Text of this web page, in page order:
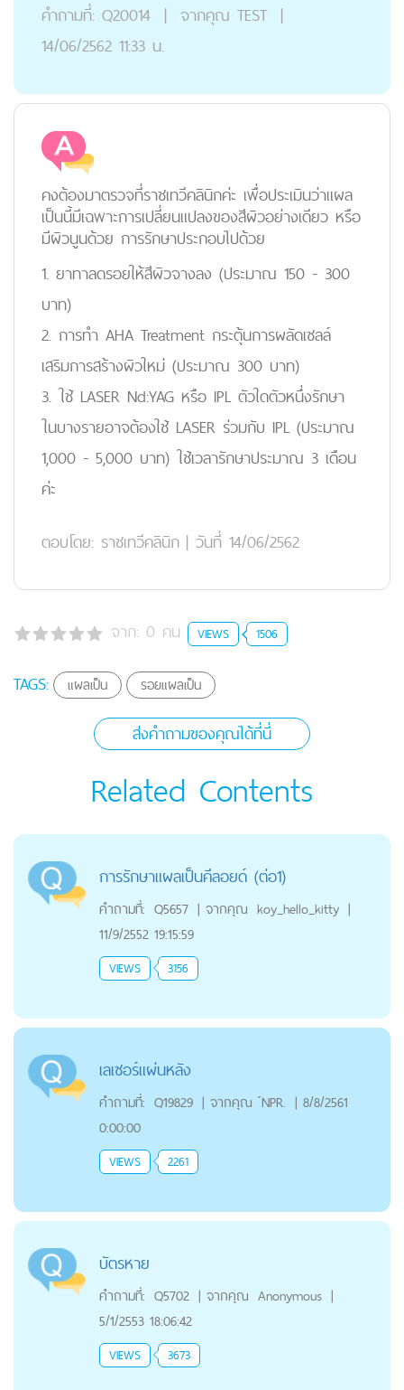
คำถามที่: Q20014 | จากคุณ TEST |
14/06/2562 11:33 น.
คงต้องมาตรวจที่ราชเทวีคลินิกค่ะ เพื่อประเมินว่าแผล
เป็นนี้มีเฉพาะการเปลี่ยนแปลงของสีผิวอย่างเดียว หรือ
มีผิวนูนด้วย การรักษาประกอบไปด้วย
1. ยาทาลดรอยให้สีผิวจางลง (ประมาณ 150 - 300
บาท)
2. การทำ AHA Treatment กระตุ้นการผลัดเซลล์
เสริมการสร้างผิวใหม่ (ประมาณ 300 บาท)
3. ใช้ LASER Nd:YAG หรือ IPL ตัวใดตัวหนึ่งรักษา
ในบางรายอาจต้องใช้ LASER ร่วมกับ IPL (ประมาณ
1,000 - 5,000 บาท) ใช้เวลารักษาประมาณ 3 เดือน
ค่ะ
ตอบโดย: ราชเทวีคลินิก | วันที่ 14/06/2562
จาก: 0 คน VIEWS 1506
TAGS: แผลเป็น รอยแผลเป็น
ส่งคำถามของคุณได้ที่นี่
Related Contents
การรักษาแผลเป็นคีลอยด์ (ต่อ1)
คำถามที่: Q5657 | จากคุณ koy_hello_kitty |
11/9/2552 19:15:59
VIEWS 3156
เลเซอร์แผ่นหลัง
คำถามที่: Q19829 | จากคุณ ์NPR. | 8/8/2561
0:00:00
VIEWS 2261
บัตรหาย
คำถามที่: Q5702 | จากคุณ Anonymous |
5/1/2553 18:06:42
VIEWS 3673